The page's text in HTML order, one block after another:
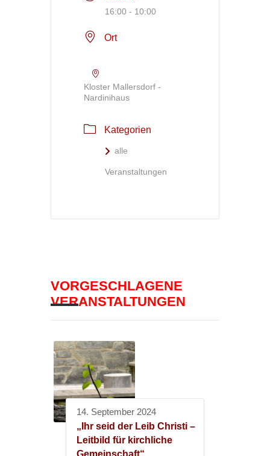
16:00 - 10:00
Ort
Kloster Mallersdorf -
Nardinihaus
Kategorien
alle
Veranstaltungen
VORGESCHLAGENE
VERANSTALTUNGEN
14. September 2024
„Ihr seid der Leib Christi –
Leitbild für kirchliche